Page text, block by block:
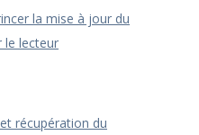
la mise à jour du
le lecteur
récupération du